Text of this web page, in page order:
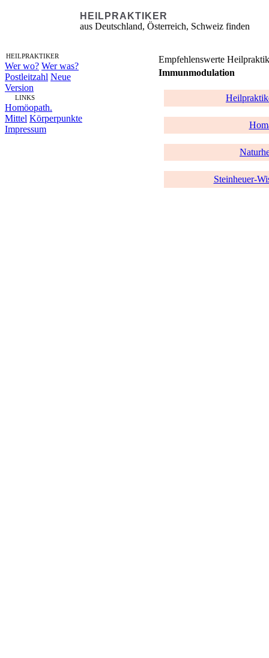
HEILPRAKTIKER
aus Deutschland, Österreich, Schweiz finden
HEILPRAKTIKER
Wer wo? Wer was?
Postleitzahl Neue
Version
LINKS
Homöopath.
Mittel Körperpunkte
Impressum
Empfehlenswerte
Immunmodulation
Steinheuer-